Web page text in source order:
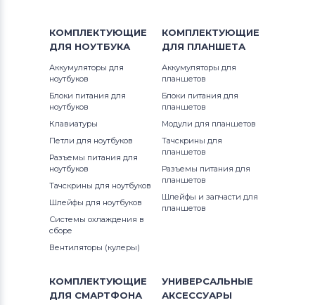
Вентиляторы (кулеры)Vizio
Вентиляторы (кулеры)Thunderobot
Вентиляторы (кулеры)Lenovo
Вентиляторы (кулеры)Gateway
Вентиляторы (кулеры)FCN
Вентиляторы (кулеры)
Вентиляторы (кулеры)
Вентиляторы (кулеры)
Вентиляторы (кулеры)Quanta
КОМПЛЕКТУЮЩИЕ
ДЛЯ НОУТБУКА
Аккумуляторы для
ноутбуков
Блоки питания для
ноутбуков
Клавиатуры
Петли для ноутбуков
Разъемы питания для
ноутбуков
Тачскрины для ноутбуков
Шлейфы для ноутбуков
Системы охлаждения в
сборе
Вентиляторы (кулеры)
КОМПЛЕКТУЮЩИЕ
ДЛЯ ПЛАНШЕТА
Аккумуляторы для
планшетов
Блоки питания для
планшетов
Модули для планшетов
Тачскрины для
планшетов
Разъемы питания для
планшетов
Шлейфы и запчасти для
планшетов
КОМПЛЕКТУЮЩИЕ
ДЛЯ СМАРТФОНА
УНИВЕРСАЛЬНЫЕ
АКСЕССУАРЫ